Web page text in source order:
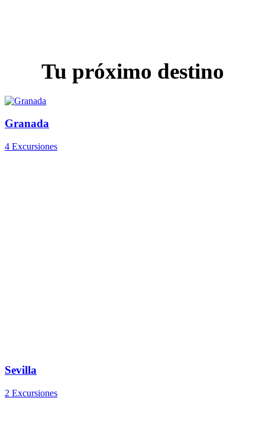
Tu próximo destino
Granada
4 Excursiones
Sevilla
2 Excursiones